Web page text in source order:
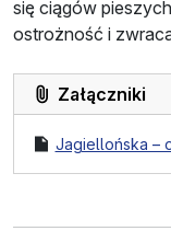
się ciągów
ostrożność i
Załączniki
plik
Jagiellońska –